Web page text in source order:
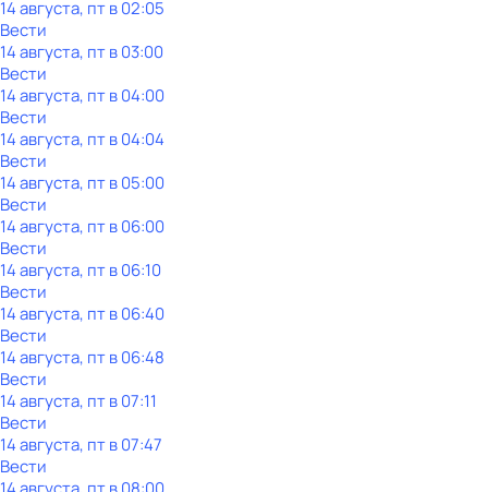
14 августа, пт в 02:05
Вести
14 августа, пт в 03:00
Вести
14 августа, пт в 04:00
Вести
14 августа, пт в 04:04
Вести
14 августа, пт в 05:00
Вести
14 августа, пт в 06:00
Вести
14 августа, пт в 06:10
Вести
14 августа, пт в 06:40
Вести
14 августа, пт в 06:48
Вести
14 августа, пт в 07:11
Вести
14 августа, пт в 07:47
Вести